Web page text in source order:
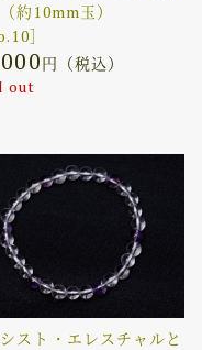
約10mm玉）
］
円（税込）
out
スト・エレスチャルと